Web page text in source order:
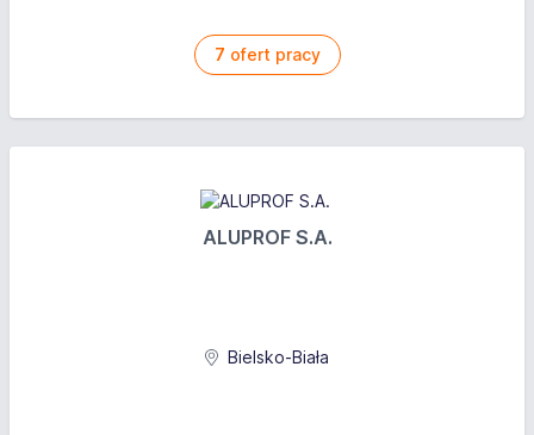
7 ofert pracy
ALUPROF S.A.
Bielsko-Biała